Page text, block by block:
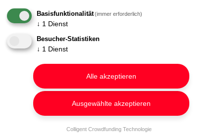
Basisfunktionalität(immer erforderlich)
↓ 1 Dienst
Besucher-Statistiken
↓ 1 Dienst
Ausgewählte akzeptieren
Alle akzeptieren
Colligent Crowdfunding Technologie